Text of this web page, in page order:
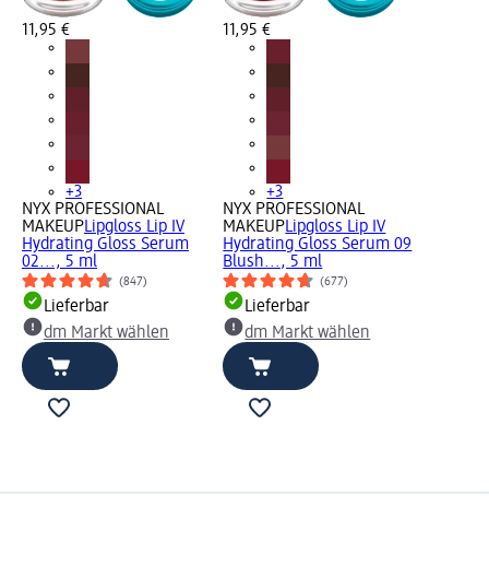
11,95 €
+3
NYX PROFESSIONAL
MAKEUPLipgloss Lip IV
Hydrating Gloss Serum
02..., 5 ml
(847)
Lieferbar
dm Markt wählen
11,95 €
+3
NYX PROFESSIONAL
MAKEUPLipgloss Lip IV
Hydrating Gloss Serum 09
Blush..., 5 ml
(677)
Lieferbar
dm Markt wählen